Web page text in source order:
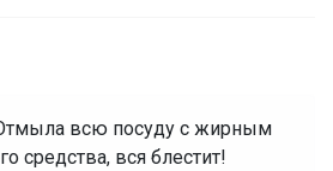
всю посуду с жирным
средства, вся блестит!